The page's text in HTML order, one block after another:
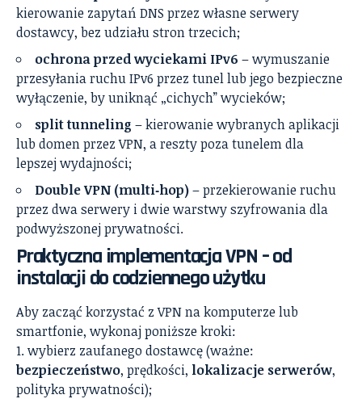
kierowanie zapytań DNS przez własne serwery
dostawcy, bez udziału stron trzecich;
ochrona przed wyciekami IPv6 – wymuszanie
przesyłania ruchu IPv6 przez tunel lub jego bezpieczne
wyłączenie, by uniknąć „cichych” wycieków;
split tunneling – kierowanie wybranych aplikacji
lub domen przez VPN, a reszty poza tunelem dla
lepszej wydajności;
Double VPN (multi‑hop)– przekierowanie ruchu
przez dwa serwery i dwie warstwy szyfrowania dla
podwyższonej prywatności.
Praktyczna implementacja VPN – od
instalacji do codziennego użytku
Aby zacząć korzystać z VPN na komputerze lub
smartfonie, wykonaj poniższe kroki:
wybierz zaufanego dostawcę (ważne:
bezpieczeństwo, prędkości, lokalizacje serwerów,
polityka prywatności);